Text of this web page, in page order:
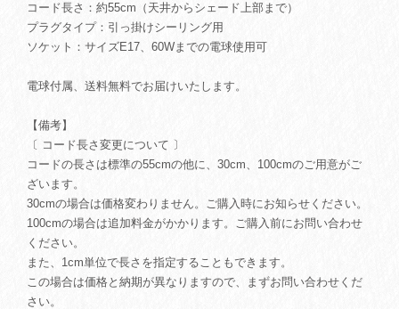
コード長さ：約55cm（天井からシェード上部まで）
プラグタイプ：引っ掛けシーリング用
ソケット：サイズE17、60Wまでの電球使用可
電球付属、送料無料でお届けいたします。
【備考】
〔 コード長さ変更について 〕
コードの長さは標準の55cmの他に、30cm、100cmのご用意がご
ざいます。
30cmの場合は価格変わりません。ご購入時にお知らせください。
100cmの場合は追加料金がかかります。ご購入前にお問い合わせ
ください。
また、1cm単位で長さを指定することもできます。
この場合は価格と納期が異なりますので、まずお問い合わせくだ
さい。